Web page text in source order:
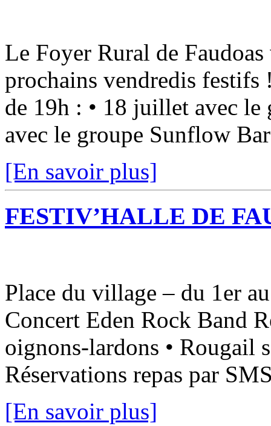
Le Foyer Rural de
prochains vendredis festifs
de 19h : • 18 juillet avec le
avec le groupe Sunflow
[En savoir plus]
FESTIV’HALLE DE
Place du village – du 1er
Concert Eden Rock Band
oignons-lardons • Rougail
Réservations repas par
[En savoir plus]